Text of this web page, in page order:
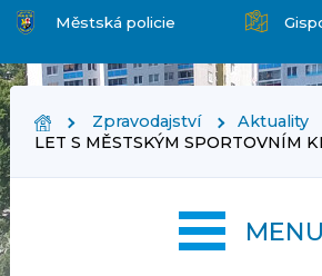
Městská policie
Zpravodajství Aktuality
LET S MĚSTSKÝM SPORTOVNÍM
MENU